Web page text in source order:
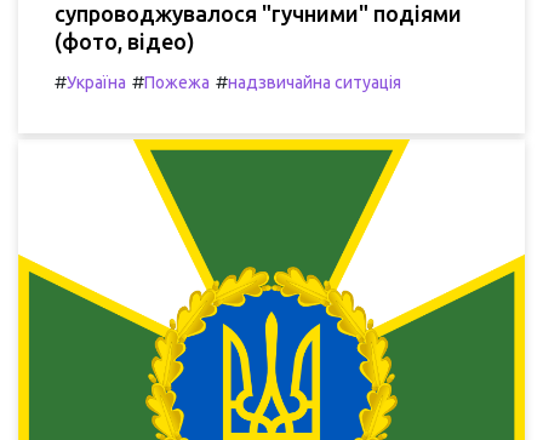
супроводжувалося "гучними" подіями
(фото, відео)
#Україна #Пожежа #надзвичайна ситуація